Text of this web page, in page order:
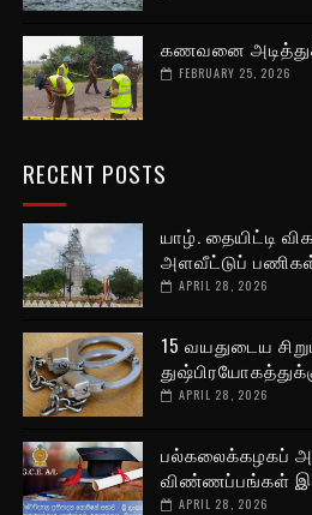
கணவனை
FEBRUARY 25, 2026
RECENT POSTS
யாழ். தையிட்டி
அளவீட்டுப்
APRIL 28, 2026
15 வயதுடைய
APRIL 28, 2026
பல்கலைக்கழகப்
விண்ணப்பங்கள்
APRIL 28, 2026